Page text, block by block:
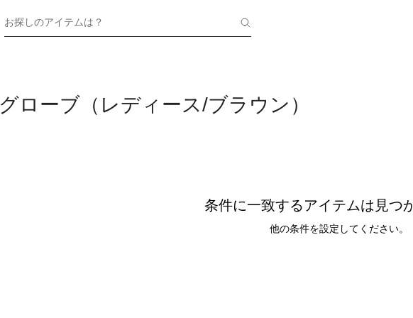
お探しのアイテムは？
グローブ（レディース/ブラウン）
条件に一致するアイテムは見つ
他の条件を設定してください。